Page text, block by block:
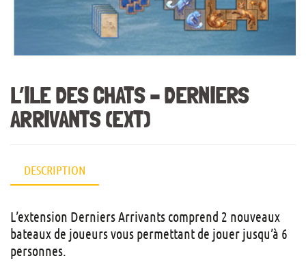
L’ILE DES CHATS – DERNIERS
ARRIVANTS (EXT)
DESCRIPTION
L’extension Derniers Arrivants comprend 2 nouveaux
bateaux de joueurs vous permettant de jouer jusqu’à 6
personnes.